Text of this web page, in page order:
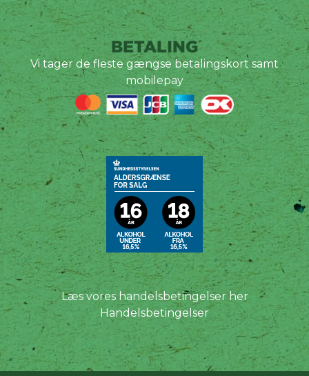
BETALING
Vi tager de fleste gængse betalingskort samt
mobilepay
Læs vores handelsbetingelser her
Handelsbetingelser